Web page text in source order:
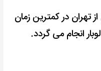
از تهران در کمترین زمان
انجام می گردد.